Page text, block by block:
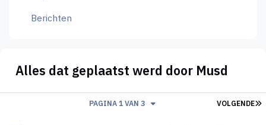
Berichten
Alles dat geplaatst werd door Musd
VOLGENDE
PAGINA 1 VAN 3